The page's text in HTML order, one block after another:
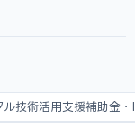
技術活用支援補助金